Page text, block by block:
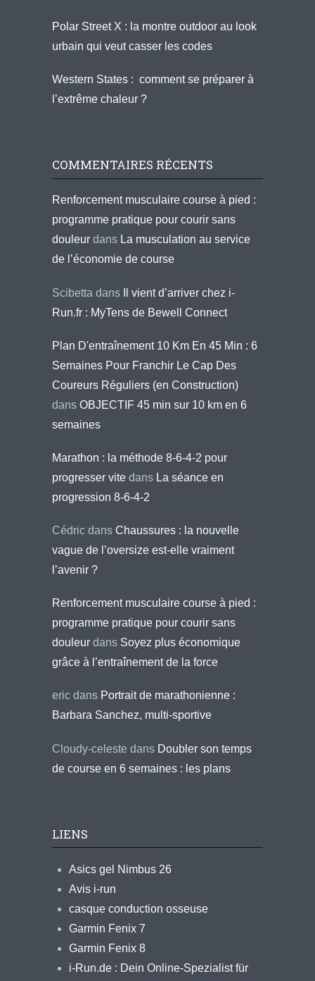
Polar Street X : la montre outdoor au look
urbain qui veut casser les codes
Western States : comment se préparer à
l’extrême chaleur ?
COMMENTAIRES RÉCENTS
Renforcement musculaire course à pied :
programme pratique pour courir sans
douleur dans La musculation au service
de l’économie de course
Scibetta dans
Il vient d’arriver chez i-
Run.fr : MyTens de Bewell Connect
Plan D'entraînement 10 Km En 45 Min : 6
Semaines Pour Franchir Le Cap Des
Coureurs Réguliers (en Construction)
dans OBJECTIF 45 min sur 10 km en 6
semaines
Marathon : la méthode 8-6-4-2 pour
progresser vite dans La séance en
progression 8-6-4-2
Cédric dans Chaussures : la nouvelle
vague de l’oversize est-elle vraiment
l’avenir ?
Renforcement musculaire course à pied :
programme pratique pour courir sans
douleur dans Soyez plus économique
grâce à l’entraînement de la force
eric dans Portrait de marathonienne :
Barbara Sanchez, multi-sportive
Cloudy-celeste dans Doubler son temps
de course en 6 semaines : les plans
LIENS
Asics gel Nimbus 26
Avis i-run
casque conduction osseuse
Garmin Fenix 7
Garmin Fenix 8
i-Run.de : Dein Online-Spezialist für